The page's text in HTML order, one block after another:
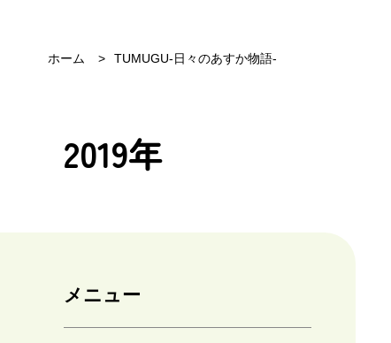
ホーム TUMUGU-日々のあすか物語-
2019年
メニュー